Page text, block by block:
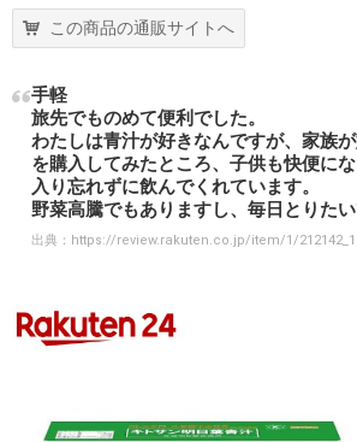
この商品の通販サイトへ
手軽
旅先でものめて便利でした。
わたしは青汁が好きなんですが、家族
を購入してみたところ、子供も快便に
入り忘れずに飲んでくれています。
野菜高騰でもありますし、毎日とりたい
出典： https://review.rakuten.co.jp/item/1/